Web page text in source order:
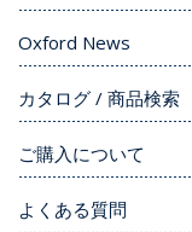
Oxford News
カタログ / 商品検索
ご購入について
よくある質問